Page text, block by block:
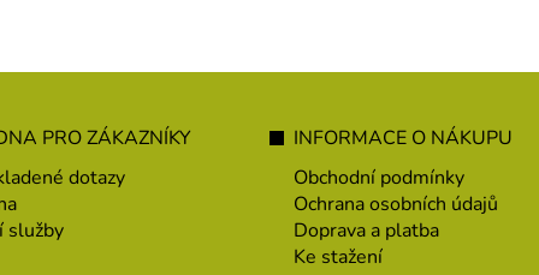
PRO ZÁKAZNÍKY
dotazy
služby
INFORMACE O NÁKUPU
Obchodní podmínky
Ochrana osobních údajů
Doprava a platba
Ke stažení